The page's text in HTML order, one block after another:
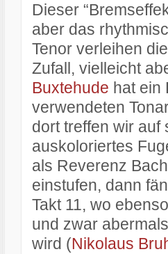
Dieser
aber das
Tenor verleihen
Zufall, vielleicht
Buxtehude hat ein
verwendeten
dort treffen wir
auskoloriertes
als Reverenz
einstufen, dann
Takt 11, wo
und zwar
wird (Nikolaus